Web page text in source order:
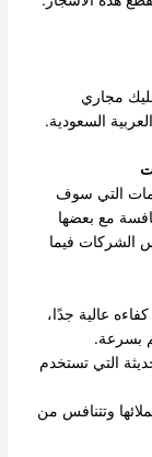
مجاري
السعودية.
التي سوف
مع بعضها
الشركات فيما
عالية جدًا،
بسرعة.
التي تستخدم
وتتنافس من